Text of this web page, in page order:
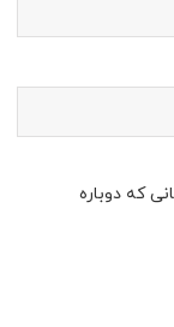
که دوباره